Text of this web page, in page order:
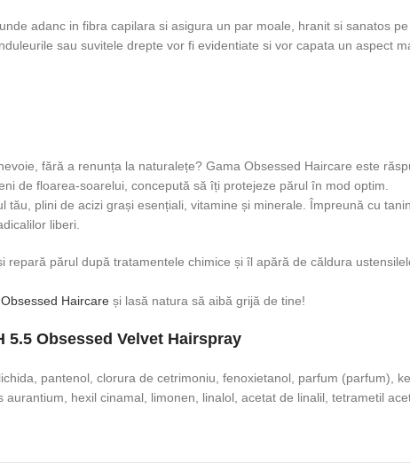
adanc in fibra capilara si asigura un par moale, hranit si sanatos
sau suvitele drepte vor fi evidentiate si vor capata un aspect
fără a renunța la naturalețe? Gama Obsessed Haircare este
de floarea-soarelui, concepută să îți protejeze părul în mod optim.
plini de acizi grași esențiali, vitamine și minerale. Împreună cu
liberi.
părul după tratamentele chimice și îl apără de căldura
Obsessed Haircare și lasă natura să aibă grijă de tine!
Obsessed Velvet Hairspray
pantenol, clorura de cetrimoniu, fenoxietanol, parfum (parfum),
hexil cinamal, limonen, linalol, acetat de linalil, tetrametil